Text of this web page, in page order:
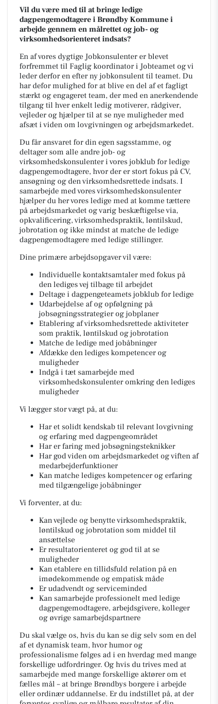
Vil du være med til at bringe ledige
dagpengemodtagere i Brøndby Kommune i
arbejde gennem en målrettet og job- og
virksomhedsorienteret indsats?
En af vores dygtige Jobkonsulenter er blevet
forfremmet til Faglig koordinator i Jobteamet og vi
leder derfor en efter ny jobkonsulent til teamet. Du
har defor mulighed for at blive en del af et fagligt
stærkt og engageret team, der med en anerkendende
tilgang til hver enkelt ledig motiverer, rådgiver,
vejleder og hjælper til at se nye muligheder med
afsæt i viden om lovgivningen og arbejdsmarkedet.
Du får ansvaret for din egen sagsstamme, og
deltager som alle andre job- og
virksomhedskonsulenter i vores jobklub for ledige
dagpengemodtagere, hvor der er stort fokus på CV,
ansøgning og den virksomhedsrettede indsats. I
samarbejde med vores virksomhedskonsulenter
hjælper du her vores ledige med at komme tættere
på arbejdsmarkedet og varig beskæftigelse via,
opkvalificering, virksomhedspraktik, løntilskud,
jobrotation og ikke mindst at matche de ledige
dagpengemodtagere med ledige stillinger.
Dine primære arbejdsopgaver vil være:
Individuelle kontaktsamtaler med fokus på
den lediges vej tilbage til arbejdet
Deltage i dagpengeteamets jobklub for ledige
Udarbejdelse af og opfølgning på
jobsøgningsstrategier og jobplaner
Etablering af virksomhedsrettede aktiviteter
som praktik, løntilskud og jobrotation
Matche de ledige med jobåbninger
Afdække den lediges kompetencer og
muligheder
Indgå i tæt samarbejde med
virksomhedskonsulenter omkring den lediges
muligheder
Vi lægger stor vægt på, at du:
Har et solidt kendskab til relevant lovgivning
og erfaring med dagpengeområdet
Har er faring med jobsøgningsteknikker
Har god viden om arbejdsmarkedet og viften af
medarbejderfunktioner
Kan matche lediges kompetencer og erfaring
med tilgængelige jobåbninger
Vi forventer, at du:
Kan vejlede og benytte virksomhedspraktik,
løntilskud og jobrotation som middel til
ansættelse
Er resultatorienteret og god til at se
muligheder
Kan etablere en tillidsfuld relation på en
imødekommende og empatisk måde
Er udadvendt og serviceminded
Kan samarbejde professionelt med ledige
dagpengemodtagere, arbejdsgivere, kolleger
og øvrige samarbejdspartnere
Du skal vælge os, hvis du kan se dig selv som en del
af et dynamisk team, hvor humor og
professionalisme følges ad i en hverdag med mange
forskellige udfordringer. Og hvis du trives med at
samarbejde med mange forskellige aktører om et
fælles mål – at bringe Brøndbys borgere i arbejde
eller ordinær uddannelse. Er du indstillet på, at der